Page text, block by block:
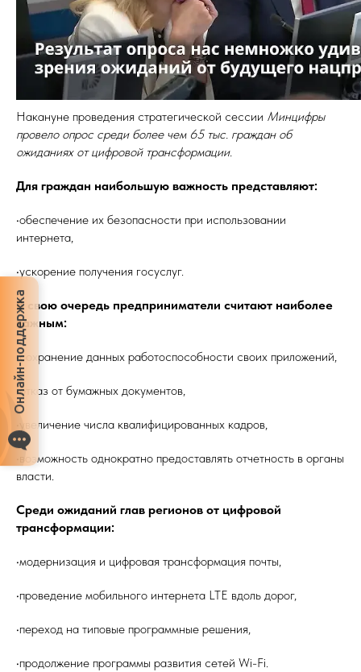
Накануне проведения стратегической сессии Минцифры
провело опрос среди более чем 65 тыс. граждан об
ожиданиях от цифровой трансформации.
Для граждан наибольшую важность представляют:
•обеспечение их безопасности при использовании
интернета,
•ускорение получения госуслуг.
В свою очередь предприниматели считают наиболее
важным:
•сохранение данных работоспособности своих приложений,
•отказ от бумажных документов,
•увеличение числа квалифицированных кадров,
•возможность однократно предоставлять отчетность в органы
власти.
Среди ожиданий глав регионов от цифровой
трансформации:
•модернизация и цифровая трансформация почты,
•проведение мобильного интернета LTE вдоль дорог,
•переход на типовые программные решения,
•продолжение программы развития сетей Wi-Fi.
Онлайн-поддержка